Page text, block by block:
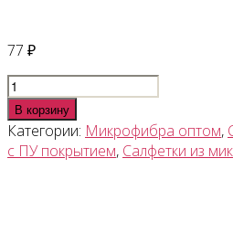
77 ₽
Количество
товара
Салфетка
из
микрофибры
В корзину
Категории: Микрофибра оптом,
с ПУ покрытием, Салфетки из